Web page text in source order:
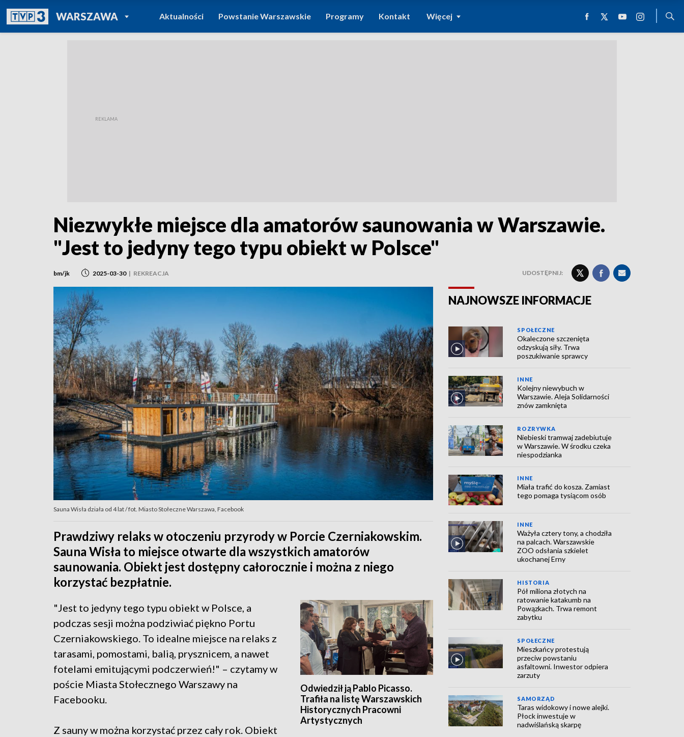
WARSZAWAPOWRÓT DO
TVP REGIONY
Aktualności Powstanie Warszawskie Programy Kontakt Więcej
Niezwykłe miejsce dla amatorów saunowania w Warszawie.
"Jest to jedyny tego typu obiekt w Polsce"
bm/jk 2025-03-30 | REKREACJA UDOSTĘPNIJ:
Sauna Wisła działa od 4 lat / fot. Miasto Stołeczne Warszawa, Facebook
Prawdziwy relaks w otoczeniu przyrody w Porcie Czerniakowskim.
Sauna Wisła to miejsce otwarte dla wszystkich amatorów
saunowania. Obiekt jest dostępny całorocznie i można z niego
korzystać bezpłatnie.
Odwiedził ją Pablo Picasso.
Trafiła na listę Warszawskich
Historycznych Pracowni
Artystycznych
"Jest to jedyny tego typu obiekt w Polsce, a
podczas sesji można podziwiać piękno Portu
Czerniakowskiego. To idealne miejsce na relaks z
tarasami, pomostami, balią, prysznicem, a nawet
fotelami emitującymi podczerwień!" – czytamy w
poście Miasta Stołecznego Warszawy na
Facebooku.
Z sauny w można korzystać przez cały rok. Obiekt
NAJNOWSZE INFORMACJE
SPOŁECZNE
Okaleczone szczenięta
odzyskują siły. Trwa
poszukiwanie sprawcy
INNE
Kolejny niewybuch w
Warszawie. Aleja Solidarności
znów zamknięta
ROZRYWKA
Niebieski tramwaj zadebiutuje
w Warszawie. W środku czeka
niespodzianka
INNE
Miała trafić do kosza. Zamiast
tego pomaga tysiącom osób
INNE
Ważyła cztery tony, a chodziła
na palcach. Warszawskie
ZOO odsłania szkielet
ukochanej Erny
HISTORIA
Pół miliona złotych na
ratowanie katakumb na
Powązkach. Trwa remont
zabytku
SPOŁECZNE
Mieszkańcy protestują
przeciw powstaniu
asfaltowni. Inwestor odpiera
zarzuty
SAMORZĄD
Taras widokowy i nowe alejki.
Płock inwestuje w
nadwiślańską skarpę